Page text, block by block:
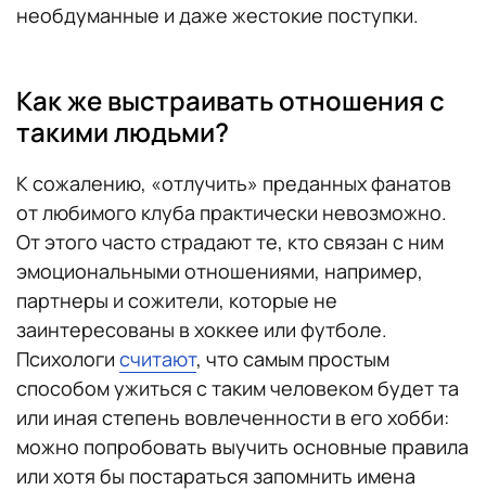
необдуманные и даже жестокие поступки.
Как же выстраивать отношения с
такими людьми?
К сожалению, «отлучить» преданных фанатов
от любимого клуба практически невозможно.
От этого часто страдают те, кто связан с ним
эмоциональными отношениями, например,
партнеры и сожители, которые не
заинтересованы в хоккее или футболе.
Психологи считают, что самым простым
способом ужиться с таким человеком будет та
или иная степень вовлеченности в его хобби:
можно попробовать выучить основные правила
или хотя бы постараться запомнить имена